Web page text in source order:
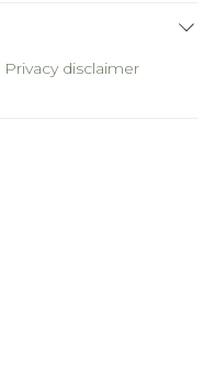
Privacy disclaimer